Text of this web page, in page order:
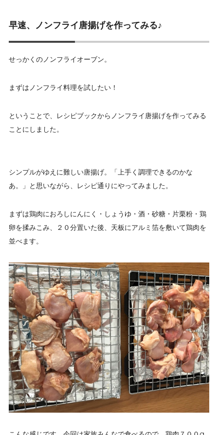
早速、ノンフライ唐揚げを作ってみる♪
せっかくのノンフライオーブン。
まずはノンフライ料理を試したい！
ということで、レシピブックからノンフライ唐揚げを作ってみる
ことにしました。
シンプルがゆえに難しい唐揚げ。「上手く調理できるのかな
あ。」と思いながら、レシピ通りにやってみました。
まずは鶏肉におろしにんにく・しょうゆ・酒・砂糖・片栗粉・鶏
卵を揉みこみ、２０分置いた後、天板にアルミ箔を敷いて鶏肉を
並べます。